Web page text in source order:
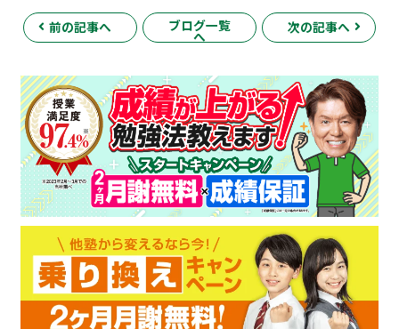
前の記事へ ブログ一覧
へ
次の記事へ